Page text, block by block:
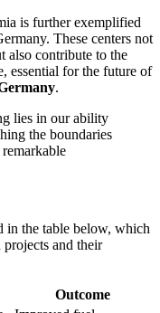
is further exemplified
These centers not
also contribute to the
essential for the future of
.
lies in our ability
the boundaries
in the table below, which
and their
Outcome